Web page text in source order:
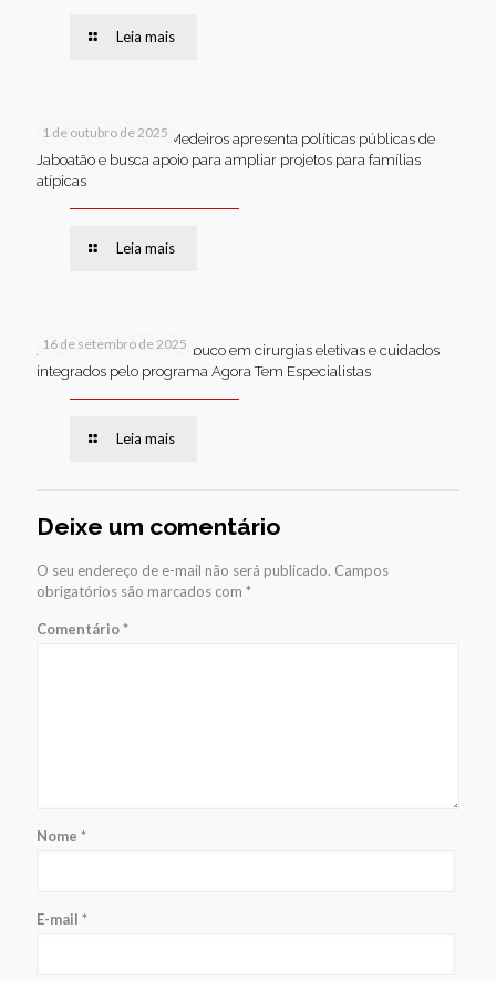
Leia mais
1 de outubro de 2025
Em Brasília, Andréa Medeiros apresenta políticas públicas de
Jaboatão e busca apoio para ampliar projetos para famílias
atípicas
Leia mais
16 de setembro de 2025
Jaboatão lidera Pernambuco em cirurgias eletivas e cuidados
integrados pelo programa Agora Tem Especialistas
Leia mais
Deixe um comentário
O seu endereço de e-mail não será publicado. Campos
obrigatórios são marcados com *
Comentário*
Nome *
E-mail *